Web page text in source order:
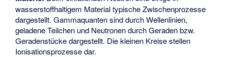
wasserstoffhaltigem Material typische Zwischenprozesse
dargestellt. Gammaquanten sind durch Wellenlinien,
geladene Teilchen und Neutronen durch Geraden bzw.
Geradenstücke dargestellt. Die kleinen Kreise stellen
Ionisationsprozesse dar.